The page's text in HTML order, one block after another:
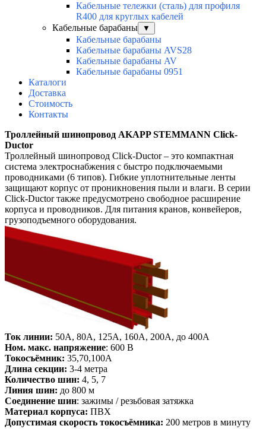
Кабельные тележки (сталь) для профиля
R400 для круглых кабелей
Кабельные барабаны
▼
Кабельные барабаны
Кабельные барабаны AVS28
Кабельные барабаны AV
Кабельные барабаны 0951
Каталоги
Доставка
Стоимость
Контакты
Троллейный шинопровод AKAPP STEMMANN Click-
Ductor
Троллейный шинопровод Click-Ductor – это компактная
система электроснабжения с быстро подключаемыми
проводниками (6 типов). Гибкие уплотнительные ленты
защищают корпус от проникновения пыли и влаги. В серии
Click-Ductor также предусмотрено свободное расширение
корпуса и проводников. Для питания кранов, конвейеров,
грузоподъемного оборудования.
Ток линии: 50A, 80A, 125A, 160A, 200A, до 400А
Ном. макс. напряжение: 600 В
Токосъёмник: 35,70,100А
Длина секции: 3-4 метра
Количество шин: 4, 5, 7
Линия шин: до 800 м
Соединение шин: зажимы / резьбовая затяжка
Материал корпуса: ПВХ
Допустимая скорость токосъёмника: 200 метров в минуту